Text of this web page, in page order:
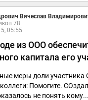
Вячеслав
78
05:55
из ООО
капитала его
меры доли
Помогите.
не понять